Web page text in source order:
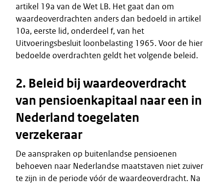
artikel 19a van de Wet LB. Het gaat dan om
waardeoverdrachten anders dan bedoeld in artikel
10a, eerste lid, onderdeel f, van het
Uitvoeringsbesluit loonbelasting 1965. Voor de hier
bedoelde overdrachten geldt het volgende beleid.
2. Beleid bij waardeoverdracht
van pensioenkapitaal naar een in
Nederland toegelaten
verzekeraar
De aanspraken op buitenlandse pensioenen
behoeven naar Nederlandse maatstaven niet zuiver
te zijn in de periode vóór de waardeoverdracht. Na